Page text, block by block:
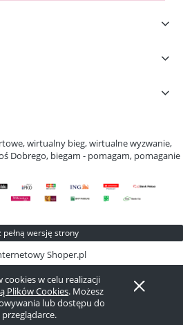
w celu realizacji
Plików Cookies. Możesz
lub dostępu do
wirtualny bieg, wirtualne wyzwanie,
Dobrego, biegam - pomagam, pomaganie
pełną wersję strony
Shoper.pl